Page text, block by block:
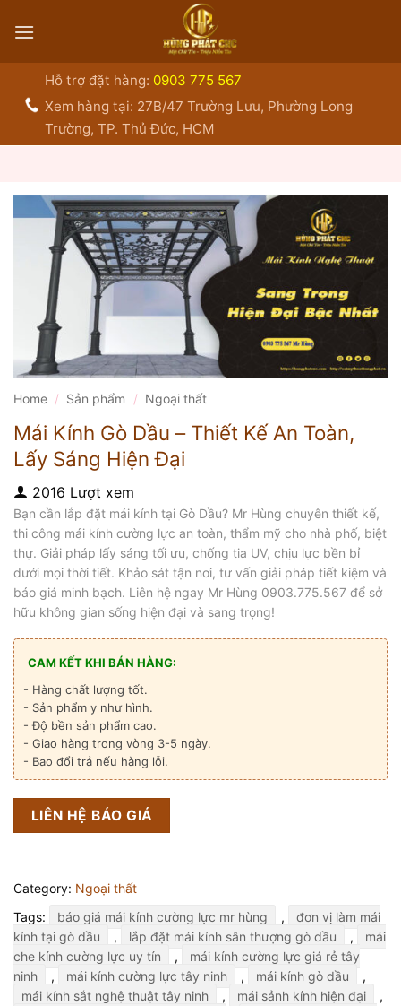
qua
Hỗ trợ đặt hàng: 0903 775 567
Xem hàng tại: 27B/47 Trường Lưu, Phường Long
Trường, TP. Thủ Đức, HCM
Home / Sản phẩm / Ngoại thất
Mái Kính Gò Dầu – Thiết Kế An Toàn,
Lấy Sáng Hiện Đại
2016 Lượt xem
Bạn cần lắp đặt mái kính tại Gò Dầu? Mr Hùng chuyên thiết kế,
thi công mái kính cường lực an toàn, thẩm mỹ cho nhà phố, biệt
thự. Giải pháp lấy sáng tối ưu, chống tia UV, chịu lực bền bỉ
dưới mọi thời tiết. Khảo sát tận nơi, tư vấn giải pháp tiết kiệm và
báo giá minh bạch. Liên hệ ngay Mr Hùng 0903.775.567 để sở
hữu không gian sống hiện đại và sang trọng!
CAM KẾT KHI BÁN HÀNG:
- Hàng chất lượng tốt.
- Sản phẩm y như hình.
- Độ bền sản phẩm cao.
- Giao hàng trong vòng 3-5 ngày.
- Bao đổi trả nếu hàng lỗi.
LIÊN HỆ BÁO GIÁ
Category: Ngoại thất
Tags:
báo giá mái kính cường lực mr hùng ,
đơn vị làm mái
kính tại gò dầu
, lắp đặt mái kính sân thượng gò dầu ,
mái
che kính cường lực uy tín
,
mái kính cường lực giá rẻ tây
ninh
, mái kính cường lực tây ninh , mái kính gò dầu
,
mái kính sắt nghệ thuật tây ninh
, mái sảnh kính hiện đại
,